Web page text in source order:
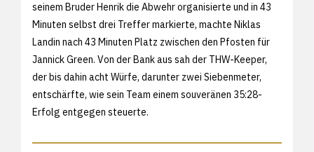
seinem Bruder Henrik die Abwehr organisierte und in 43
Minuten selbst drei Treffer markierte, machte Niklas
Landin nach 43 Minuten Platz zwischen den Pfosten für
Jannick Green. Von der Bank aus sah der THW-Keeper,
der bis dahin acht Würfe, darunter zwei Siebenmeter,
entschärfte, wie sein Team einem souveränen 35:28-
Erfolg entgegen steuerte.